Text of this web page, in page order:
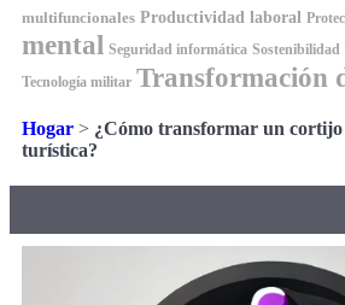
multifuncionales Productividad laboral
mental Seguridad informática Sostenibilidad
Tecnología militar Transformación
Hogar > ¿Cómo transformar un cortijo
turística?